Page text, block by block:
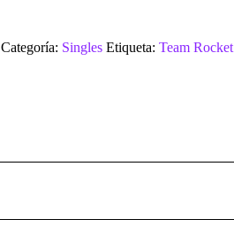
Categoría: Singles Etiqueta: Team Rocket